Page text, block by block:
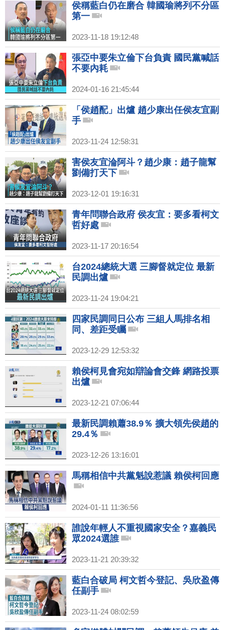
侯稱藍白仍在磨合 韓國瑜將列不分區
第一
2023-11-18 19:12:48
張亞中要朱立倫下台負責 國民黨喊話
不要內耗
2024-01-16 21:45:44
「侯趙配」出爐 趙少康出任侯友宜副
手
2023-11-24 12:58:31
害侯友宜淪阿斗？趙少康：趙子龍幫
劉備打天下
2023-12-01 19:16:31
青年問聯合政府 侯友宜：要多看柯文
哲好處
2023-11-17 20:16:54
台2024總統大選 三腳督就定位 最新
民調出爐
2023-11-24 19:04:21
四家民調同日公布 三組人馬排名相
同、差距受矚
2023-12-29 12:53:32
賴侯柯見會宛如辯論會交鋒 網路投票
出爐
2023-12-21 07:06:44
最新民調賴蕭38.9％ 擴大領先侯趙的
29.4％
2023-12-26 13:16:01
馬稱相信中共黨魁說惹議 賴侯柯回應
2024-01-11 11:36:56
誰說年輕人不重視國家安全？嘉義民
眾2024選誰
2023-11-21 20:39:32
藍白合破局 柯文哲今登記、吳欣盈傳
任副手
2023-11-24 08:02:59